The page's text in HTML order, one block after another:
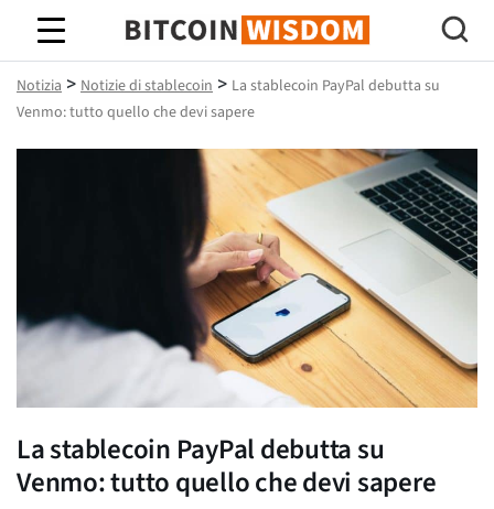
Saggezza Bitcoin
Notizia > Notizie di stablecoin > La stablecoin PayPal debutta su
Venmo: tutto quello che devi sapere
La stablecoin PayPal debutta su
Venmo: tutto quello che devi sapere